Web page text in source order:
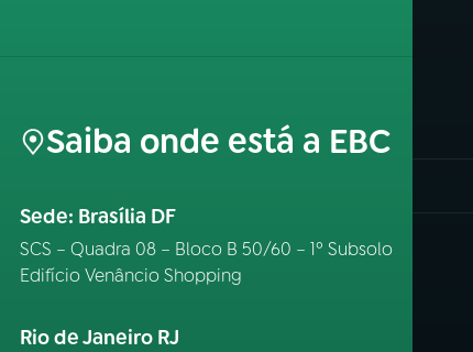
Saiba onde está a EBC
Sede: Brasília DF
SCS – Quadra 08 – Bloco B 50/60 – 1º Subsolo
Edifício Venâncio Shopping
Rio de Janeiro RJ